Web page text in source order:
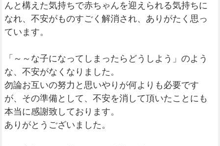
んと構えた気持ちで赤ちゃんを迎えられる気持ちに
なれ、不安がものすごく解消され、ありがたく思っ
ています。
「～～な子になってしまったらどうしよう」のよう
な、不安がなくなりました。
勿論お互いの努力と思いやりが何よりも必要です
が、その準備として、不安を消して頂いたことにも
本当に感謝致しております。
ありがとうございました。